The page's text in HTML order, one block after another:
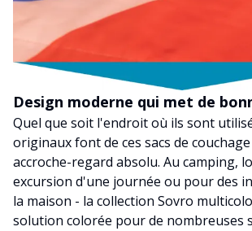
Design moderne qui met de
Quel que soit l'endroit où ils sont
originaux font de ces sacs de
accroche-regard absolu. Au camping,
excursion d'une journée ou pour des
la maison - la collection Sovro
solution colorée pour de nombreuses